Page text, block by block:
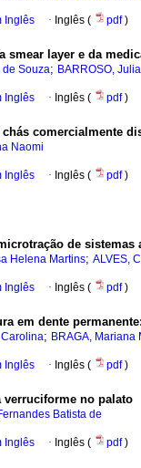
Inglês · Inglês ( pdf)
smear layer e da
de Souza; BARROSO,
Inglês · Inglês ( pdf)
comercialmente
Naomi
Inglês · Inglês ( pdf)
de sistemas
Helena Martins; ALVES,
Inglês · Inglês ( pdf)
em dente
Carolina; BRAGA, Mariana
Inglês · Inglês ( pdf)
verruciforme no palato
Batista de
Inglês · Inglês ( pdf)